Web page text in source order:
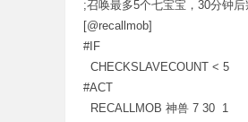
;召唤最多5个七宝宝，30分钟
[@recallmob]
#IF
CHECKSLAVECOUNT < 5
#ACT
RECALLMOB 神兽 7 30 1